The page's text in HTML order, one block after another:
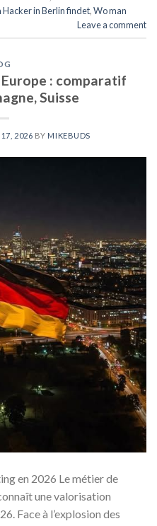
Hacker in Berlin findet,Wo man
Leave a comment
: comparatif
Suisse
17, 2026 BY MIKEBUDS
en 2026 Le métier de
une valorisation
Face à l’explosion des